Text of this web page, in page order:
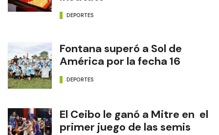
DEPORTES
Fontana superó a Sol de
América por la fecha 16
DEPORTES
El Ceibo le ganó a Mitre en el
primer juego de las semis